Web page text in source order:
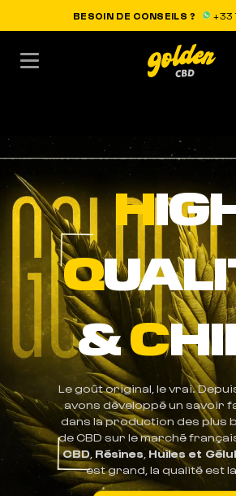
LIVRAISON OFFERTE EN FRANCE
BESOIN DE CONSEILS ? +33
H
Q
&C
Le goût original, le vrai.
avons développé un savoir
dans la production des plus
de CBD sur le marché
CBD Résines Huiles et
est grand, la qualité est